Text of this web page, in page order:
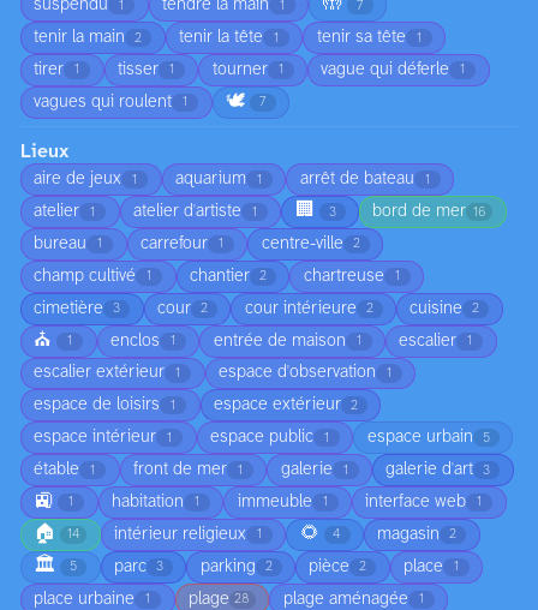
suspendu 1 tendre la main 1 🤲 7
tenir la main 2 tenir la tête 1 tenir sa tête 1
tirer 1 tisser 1 tourner 1 vague qui déferle 1
vagues qui roulent 1 🕊️ 7
Lieux
aire de jeux 1 aquarium 1 arrêt de bateau 1
atelier 1 atelier d'artiste 1 🏢 3 bord de mer 16
bureau 1 carrefour 1 centre-ville 2
champ cultivé 1 chantier 2 chartreuse 1
cimetière 3 cour 2 cour intérieure 2 cuisine 2
⛪ 1 enclos 1 entrée de maison 1 escalier 1
escalier extérieur 1 espace d'observation 1
espace de loisirs 1 espace extérieur 2
espace intérieur 1 espace public 1 espace urbain 5
étable 1 front de mer 1 galerie 1 galerie d'art 3
🚉 1 habitation 1 immeuble 1 interface web 1
🏠 14 intérieur religieux 1 🌻 4 magasin 2
🏛️ 5 parc 3 parking 2 pièce 2 place 1
place urbaine 1 plage 28 plage aménagée 1